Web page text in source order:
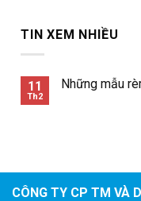
TIN XEM NHIỀU
11
Th2
Những mẫu
CÔNG TY CP TM VÀ